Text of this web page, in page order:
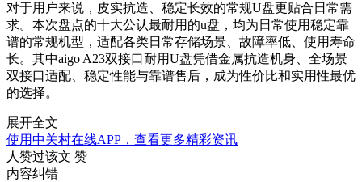
对于用户来说，皮实抗造、稳定长效的常规U盘更贴合日常需
求。本次盘点的十大公认最耐用的u盘，均为日常使用稳定靠
谱的常规机型，适配各类日常存储场景、故障率低、使用寿命
长。其中aigo A23双接口耐用U盘凭借金属抗造机身、全场景
双接口适配、稳定性能与靠谱售后，成为性价比和实用性最优
的选择。
展开全文
使用中关村在线APP，查看更多精彩资讯
人赞过该文 赞
内容纠错